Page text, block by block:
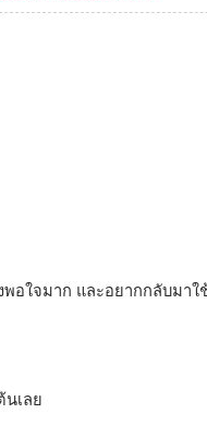
อใจมาก และอยากกลับมาใ
นเลย